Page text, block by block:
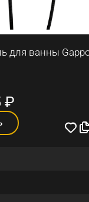
для ванны
₽